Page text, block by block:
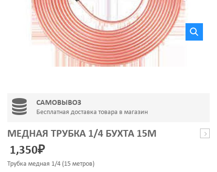
САМОВЫВОЗ
Бесплатная доставка товара в магазин
МЕДНАЯ ТРУБКА 1/4 БУХТА 15М
1,350₽
Трубка медная 1/4 (15 метров)